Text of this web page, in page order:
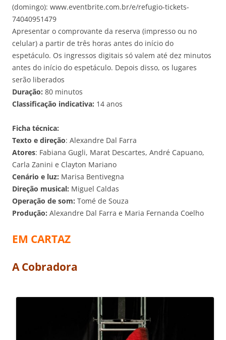
(domingo): www.eventbrite.com.br/e/refugio-tickets-
74040951479
Apresentar o comprovante da reserva (impresso ou no
celular) a partir de três horas antes do início do
espetáculo. Os ingressos digitais só valem até dez minutos
antes do início do espetáculo. Depois disso, os lugares
serão liberados
Duração: 80 minutos
Classificação indicativa: 14 anos
Ficha técnica:
Texto e direção: Alexandre Dal Farra
Atores: Fabiana Gugli, Marat Descartes, André Capuano,
Carla Zanini e Clayton Mariano
Cenário e luz: Marisa Bentivegna
Direção musical: Miguel Caldas
Operação de som: Tomé de Souza
Produção: Alexandre Dal Farra e Maria Fernanda Coelho
EM CARTAZ
A Cobradora